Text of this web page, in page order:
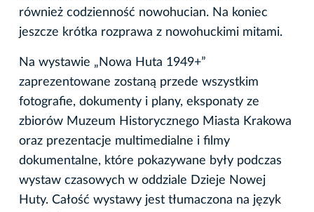
również codzienność nowohucian. Na koniec
jeszcze krótka rozprawa z nowohuckimi mitami.
Na wystawie „Nowa Huta 1949+”
zaprezentowane zostaną przede wszystkim
fotografie, dokumenty i plany, eksponaty ze
zbiorów Muzeum Historycznego Miasta Krakowa
oraz prezentacje multimedialne i filmy
dokumentalne, które pokazywane były podczas
wystaw czasowych w oddziale Dzieje Nowej
Huty. Całość wystawy jest tłumaczona na język